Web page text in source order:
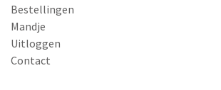
Bestellingen
Mandje
Uitloggen
Contact